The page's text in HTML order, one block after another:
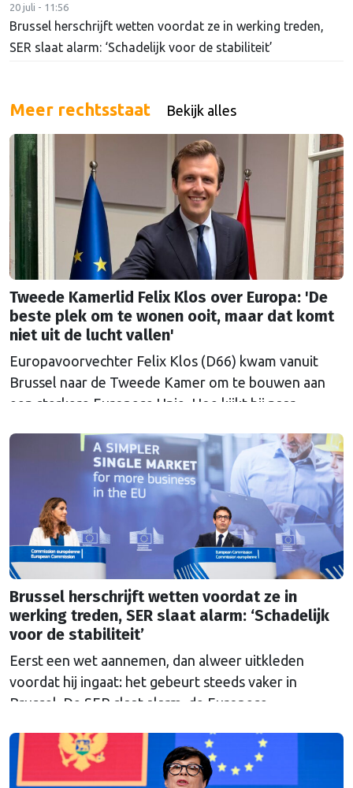
20 juli - 11:56
Brussel herschrijft wetten voordat ze in werking treden,
SER slaat alarm: ‘Schadelijk voor de stabiliteit’
Meer rechtsstaat Bekijk alles
Tweede Kamerlid Felix Klos over Europa: 'De
beste plek om te wonen ooit, maar dat komt
niet uit de lucht vallen'
Europavoorvechter Felix Klos (D66) kwam vanuit
Brussel naar de Tweede Kamer om te bouwen aan
een sterkere Europese Unie. Hoe kijkt hij naar
heeft kunnen proeven van de Brusselse én de
Haagse politiek?
Brussel herschrijft wetten voordat ze in
werking treden, SER slaat alarm: ‘Schadelijk
voor de stabiliteit’
Eerst een wet aannemen, dan alweer uitkleden
voordat hij ingaat: het gebeurt steeds vaker in
Brussel. De SER slaat alarm, de Europese
wetten maakt?